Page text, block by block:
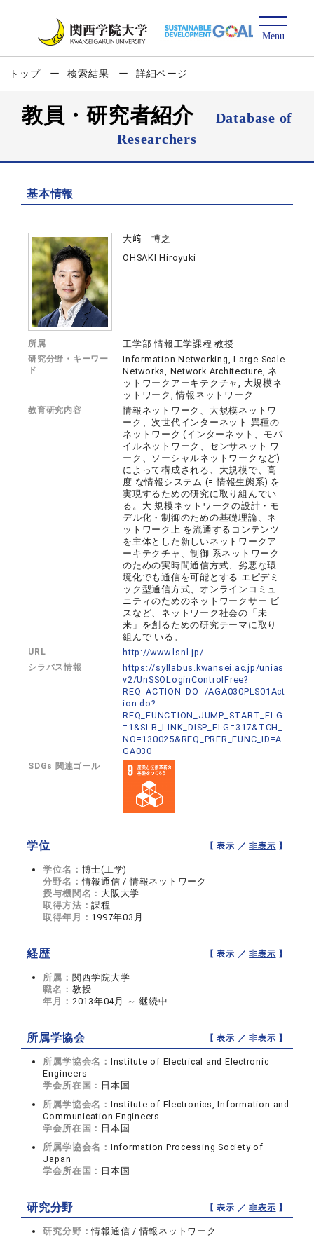
トップ 検索結果 詳細ページ
教員・研究者紹介
Database of
Researchers
基本情報
大﨑 博之
OHSAKI Hiroyuki
所属 工学部 情報工学課程 教授
研究分野・キーワー
ド
Information Networking, Large-Scale
Networks, Network Architecture, ネ
ットワークアーキテクチャ, 大規模ネ
ットワーク, 情報ネットワーク
教育研究内容
情報ネットワーク、大規模ネットワ
ーク、次世代インターネット 異種の
ネットワーク (インターネット、モバ
イルネットワーク、センサネット ワ
ーク、ソーシャルネットワークなど)
によって構成される、大規模で、高
度 な情報システム (= 情報生態系) を
実現するための研究に取り組んでい
る。大 規模ネットワークの設計・モ
デル化・制御のための基礎理論、ネ
ットワーク上 を流通するコンテンツ
を主体とした新しいネットワークア
ーキテクチャ、制御 系ネットワーク
のための実時間通信方式、劣悪な環
境化でも通信を可能とする エピデミ
ック型通信方式、オンラインコミュ
ニティのためのネットワークサー ビ
スなど、ネットワーク社会の「未
来」を創るための研究テーマに取り
組んで いる。
URL http://www.lsnl.jp/
シラバス情報
https://syllabus.kwansei.ac.jp/unias
v2/UnSSOLoginControlFree?
REQ_ACTION_DO=/AGA030PLS01Act
ion.do?
REQ_FUNCTION_JUMP_START_FLG
=1&SLB_LINK_DISP_FLG=317&TCH_
NO=130025&REQ_PRFR_FUNC_ID=A
GA030
SDGs 関連ゴール
学位 【 表示 ／非表示 】
学位名： 博士(工学)
分野名：情報通信 / 情報ネットワーク
授与機関名： 大阪大学
取得方法：課程
取得年月： 1997年03月
経歴 【 表示 ／非表示 】
所属： 関西学院大学
職名： 教授
年月： 2013年04月 ～ 継続中
所属学協会 【 表示 ／非表示 】
所属学協会名： Institute of Electrical and Electronic
Engineers
学会所在国： 日本国
所属学協会名： Institute of Electronics, Information and
Communication Engineers
学会所在国： 日本国
所属学協会名： Information Processing Society of
Japan
学会所在国： 日本国
研究分野 【 表示 ／非表示 】
研究分野：情報通信 / 情報ネットワーク